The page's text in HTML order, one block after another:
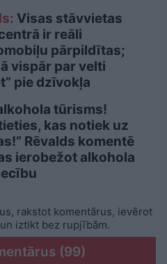
Visas stāvvietas
ir reāli
pārpildītas;
vispār par velti
pie dzīvokļa
tūrisms!
kas notiek uz
Rēvalds komentē
ierobežot alkohola
rakstot komentārus, ievērot
iztikt bez rupjībām.
(99)